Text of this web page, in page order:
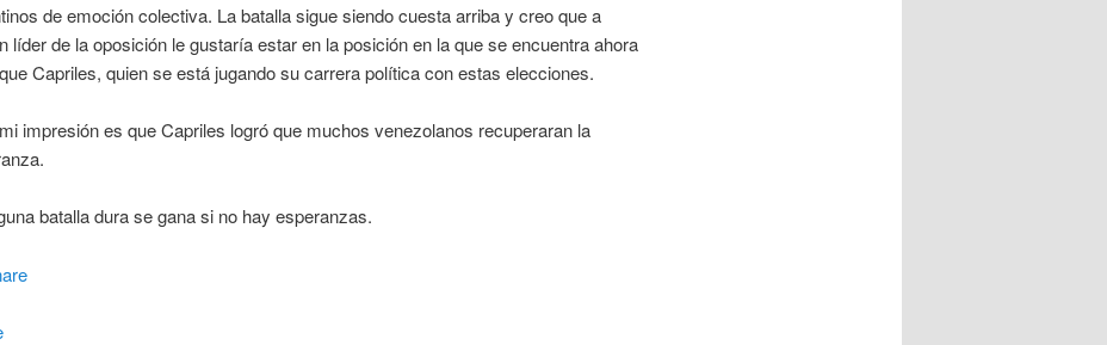
de emoción colectiva. La batalla sigue siendo cuesta arriba y creo que a
líder de la oposición le gustaría estar en la posición en la que se encuentra ahora
Capriles, quien se está jugando su carrera política con estas elecciones.
impresión es que Capriles logró que muchos venezolanos recuperaran la
batalla dura se gana si no hay esperanzas.